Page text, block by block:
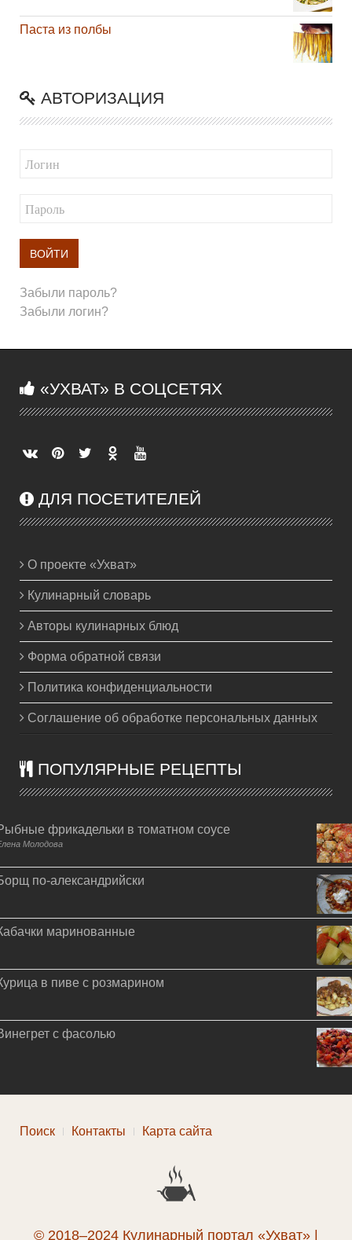
Паста из полбы
АВТОРИЗАЦИЯ
ВОЙТИ
Забыли пароль?
Забыли логин?
«УХВАТ» В СОЦСЕТЯХ
ДЛЯ ПОСЕТИТЕЛЕЙ
О проекте «Ухват»
Кулинарный словарь
Авторы кулинарных блюд
Форма обратной связи
Политика конфиденциальности
Соглашение об обработке персональных данных
ПОПУЛЯРНЫЕ РЕЦЕПТЫ
фрикадельки в томатном соусе
Молодова
по-александрийски
маринованные
в пиве с розмарином
с фасолью
Поиск Контакты Карта сайта
© 2018–2024 Кулинарный портал «Ухват» |